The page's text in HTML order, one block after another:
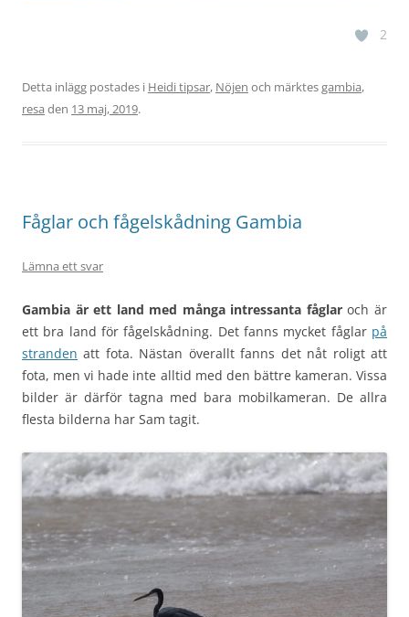
2
Detta inlägg postades i Heidi tipsar, Nöjen och märktesgambia,
resa den 13 maj, 2019.
Fåglar och fågelskådning Gambia
Lämna ett svar
Gambia är ett land med många intressanta fåglaroch är
ett bra land för fågelskådning. Det fanns mycket fåglar på
stranden att fota. Nästan överallt fanns det nåt roligt att
fota, men vi hade inte alltid med den bättre kameran. Vissa
bilder är därför tagna med bara mobilkameran. De allra
flesta bilderna har Sam tagit.